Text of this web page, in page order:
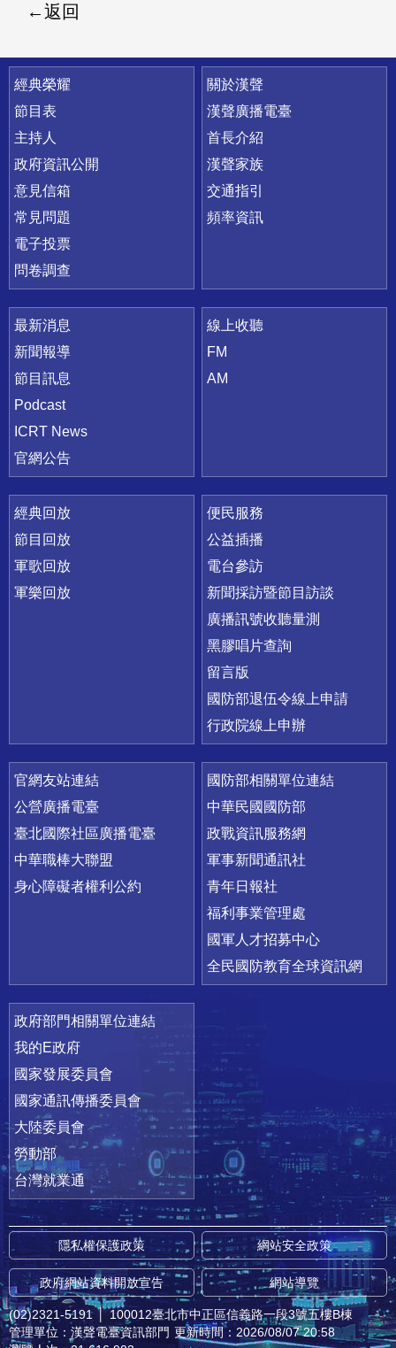
返回
快速連結
經典榮耀
節目表
主持人
政府資訊公開
意見信箱
常見問題
電子投票
問卷調查
關於漢聲
漢聲廣播電臺
首長介紹
漢聲家族
交通指引
頻率資訊
最新消息
新聞報導
節目訊息
Podcast
ICRT News
官網公告
線上收聽
FM
AM
經典回放
節目回放
軍歌回放
軍樂回放
便民服務
公益插播
電台參訪
新聞採訪暨節目訪談
廣播訊號收聽量測
黑膠唱片查詢
留言版
國防部退伍令線上申請
行政院線上申辦
官網友站連結
公營廣播電臺
臺北國際社區廣播電臺
中華職棒大聯盟
身心障礙者權利公約
國防部相關單位連結
中華民國國防部
政戰資訊服務網
軍事新聞通訊社
青年日報社
福利事業管理處
國軍人才招募中心
全民國防教育全球資訊網
政府部門相關單位連結
我的E政府
國家發展委員會
國家通訊傳播委員會
大陸委員會
勞動部
台灣就業通
隱私權保護政策 網站安全政策
政府網站資料開放宣告 網站導覽
(02)2321-5191 │ 100012臺北市中正區信義路一段3號五樓B棟
管理單位：漢聲電臺資訊部門 更新時間：2026/08/07 20:58